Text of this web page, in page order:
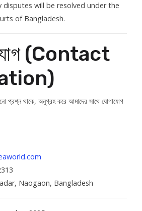
disputes will be resolved under the
of Bangladesh.
(Contact
প্রশ্ন থাকে, অনুগ্রহ করে আমাদের সাথে যোগাযোগ
Naogaon, Bangladesh